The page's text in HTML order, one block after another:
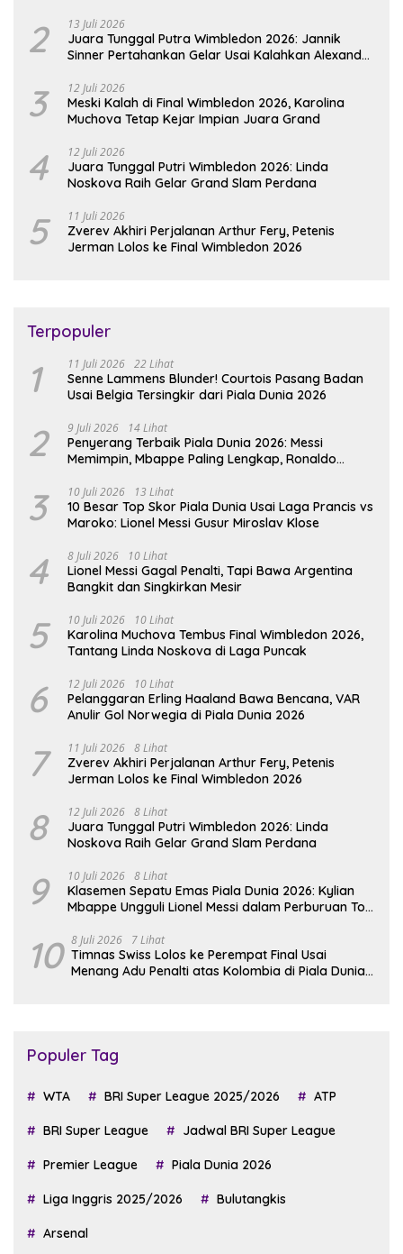
2 13 Juli 2026
Juara Tunggal Putra Wimbledon 2026: Jannik
Sinner Pertahankan Gelar Usai Kalahkan Alexander
3 12 Juli 2026
Meski Kalah di Final Wimbledon 2026, Karolina
Muchova Tetap Kejar Impian Juara Grand
4 12 Juli 2026
Juara Tunggal Putri Wimbledon 2026: Linda
Noskova Raih Gelar Grand Slam Perdana
5 11 Juli 2026
Zverev Akhiri Perjalanan Arthur Fery, Petenis
Jerman Lolos ke Final Wimbledon 2026
Terpopuler
1 11 Juli 2026 22 Lihat
Senne Lammens Blunder! Courtois Pasang Badan
Usai Belgia Tersingkir dari Piala Dunia 2026
2 9 Juli 2026 14 Lihat
Penyerang Terbaik Piala Dunia 2026: Messi
Memimpin, Mbappe Paling Lengkap, Ronaldo
3 10 Juli 2026 13 Lihat
10 Besar Top Skor Piala Dunia Usai Laga Prancis vs
Maroko: Lionel Messi Gusur Miroslav Klose
4 8 Juli 2026 10 Lihat
Lionel Messi Gagal Penalti, Tapi Bawa Argentina
Bangkit dan Singkirkan Mesir
5 10 Juli 2026 10 Lihat
Karolina Muchova Tembus Final Wimbledon 2026,
Tantang Linda Noskova di Laga Puncak
6 12 Juli 2026 10 Lihat
Pelanggaran Erling Haaland Bawa Bencana, VAR
Anulir Gol Norwegia di Piala Dunia 2026
7 11 Juli 2026 8 Lihat
Zverev Akhiri Perjalanan Arthur Fery, Petenis
Jerman Lolos ke Final Wimbledon 2026
8 12 Juli 2026 8 Lihat
Juara Tunggal Putri Wimbledon 2026: Linda
Noskova Raih Gelar Grand Slam Perdana
9 10 Juli 2026 8 Lihat
Klasemen Sepatu Emas Piala Dunia 2026: Kylian
Mbappe Ungguli Lionel Messi dalam Perburuan Top
10 8 Juli 2026 7 Lihat
Timnas Swiss Lolos ke Perempat Final Usai
Menang Adu Penalti atas Kolombia di Piala Dunia
Populer Tag
WTA BRI Super League 2025/2026 ATP
BRI Super League Jadwal BRI Super League
Premier League Piala Dunia 2026
Liga Inggris 2025/2026 Bulutangkis
Arsenal